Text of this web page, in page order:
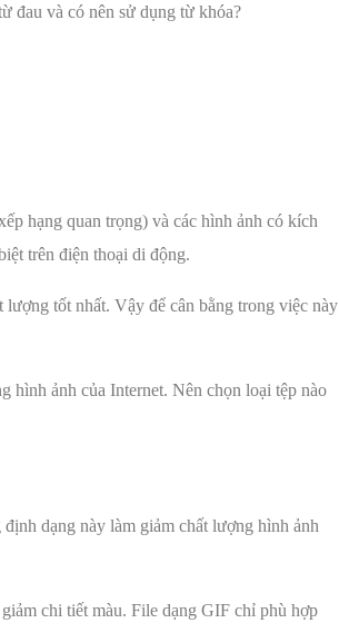
đau và có nên sử dụng từ khóa?
hạng quan trọng) và các hình ảnh có kích
trên điện thoại di động.
tốt nhất. Vậy để cân bằng trong việc này
hình ảnh của Internet. Nên chọn loại tệp nào
dạng này làm giảm chất lượng hình ảnh
chi tiết màu. File dạng GIF chỉ phù hợp